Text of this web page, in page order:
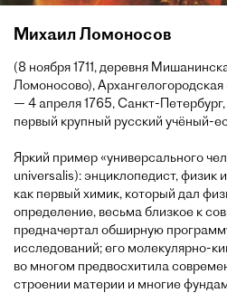
Михаил Ломоносов
(8 ноября 1711, деревня
Ломоносово), Архангелогородская
— 4 апреля 1765, Санкт-
первый крупный русский учёный-
Яркий пример «универсального
universalis): энциклопедист, физик
как первый химик, который дал
определение, весьма близкое к
предначертал обширную
исследований; его молекулярно-
во многом предвосхитила
строении материи и многие